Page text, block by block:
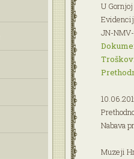
U
JN-
Nabava
Muzeji